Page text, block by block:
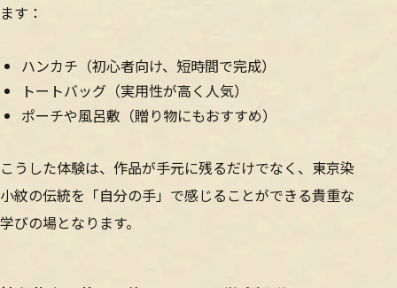
ます：
ハンカチ（初心者向け、短時間で完成）
トートバッグ（実用性が高く人気）
ポーチや風呂敷（贈り物にもおすすめ）
こうした体験は、作品が手元に残るだけでなく、東京染
小紋の伝統を「自分の手」で感じることができる貴重な
学びの場となります。